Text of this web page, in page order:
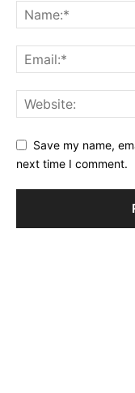
Save my name,
next time I comment.